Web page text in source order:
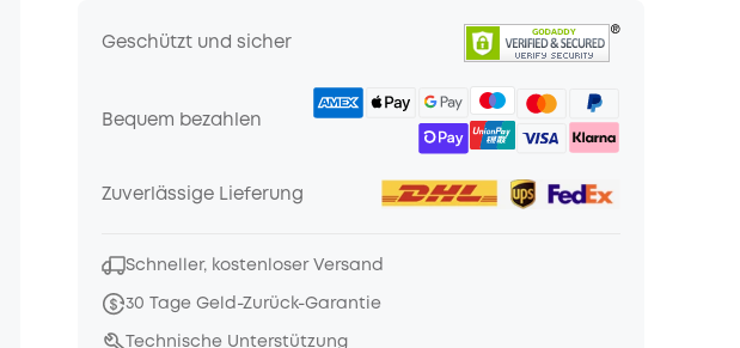
Geschützt und sicher
Bequem bezahlen
Zuverlässige Lieferung
Schneller, kostenloser Versand
30 Tage Geld-Zurück-Garantie
Technische Unterstützung